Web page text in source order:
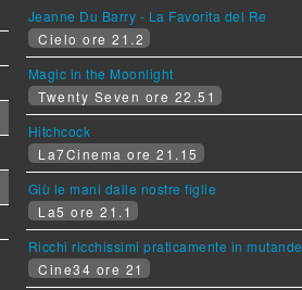
Jeanne Du Barry - La Favorita del Re
Cielo ore 21.2
Magic in the Moonlight
Twenty Seven ore 22.51
Hitchcock
La7Cinema ore 21.15
Giù le mani dalle nostre figlie
La5 ore 21.1
Ricchi ricchissimi praticamente in mutande
Cine34 ore 21